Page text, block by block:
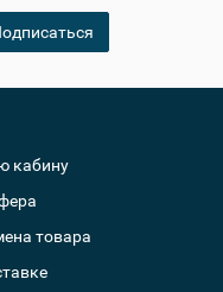
кабину
товара